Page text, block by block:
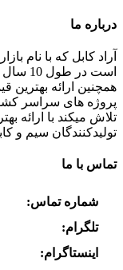
درباره ما
آراد کابل که با نام
است
همچنین ارائه
پروژه های سراسر
تلاش میکند با ارائه
تولیدکنندگان سیم و
تماس با ما
شماره تماس:
تلگرام:
اینستاگرام: